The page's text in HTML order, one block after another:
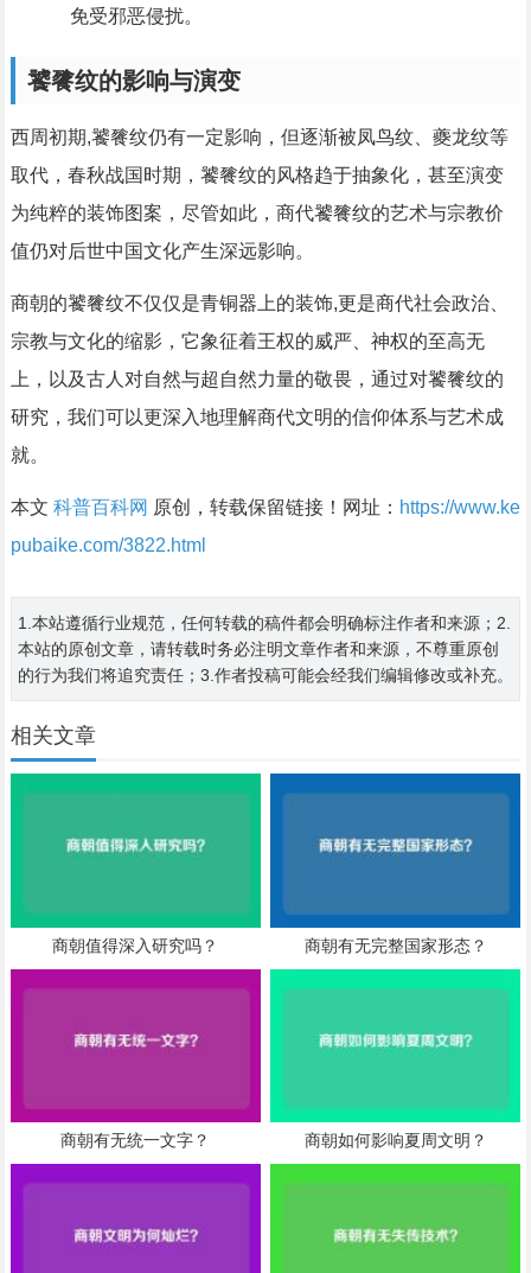
免受邪恶侵扰。
饕餮纹的影响与演变
西周初期,饕餮纹仍有一定影响，但逐渐被凤鸟纹、夔龙纹等
取代，春秋战国时期，饕餮纹的风格趋于抽象化，甚至演变
为纯粹的装饰图案，尽管如此，商代饕餮纹的艺术与宗教价
值仍对后世中国文化产生深远影响。
商朝的饕餮纹不仅仅是青铜器上的装饰,更是商代社会政治、
宗教与文化的缩影，它象征着王权的威严、神权的至高无
上，以及古人对自然与超自然力量的敬畏，通过对饕餮纹的
研究，我们可以更深入地理解商代文明的信仰体系与艺术成
就。
本文 科普百科网 原创，转载保留链接！网址： https://www.ke
pubaike.com/3822.html
1.本站遵循行业规范，任何转载的稿件都会明确标注作者和来源；2.
本站的原创文章，请转载时务必注明文章作者和来源，不尊重原创
的行为我们将追究责任；3.作者投稿可能会经我们编辑修改或补充。
相关文章
商朝值得深入研究吗？ 商朝有无完整国家形态？
商朝有无统一文字？ 商朝如何影响夏周文明？